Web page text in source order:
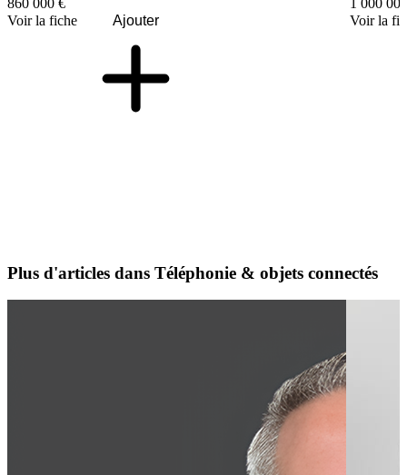
860 000 €
Voir la fiche
Ajouter
1 000
Voir la
Plus d'articles dans Téléphonie & objets connectés